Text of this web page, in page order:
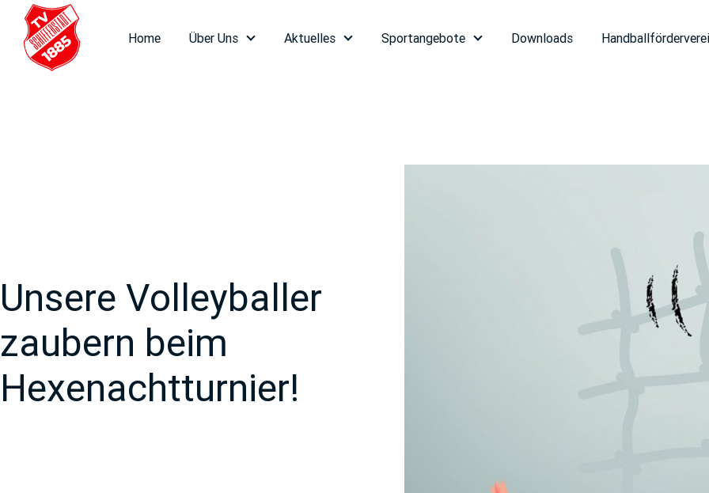
Weiter
Inhalt
Home Über Uns Aktuelles Sportangebote Downloads
Unsere Volleyballer
zaubern beim
Hexenachtturnier!